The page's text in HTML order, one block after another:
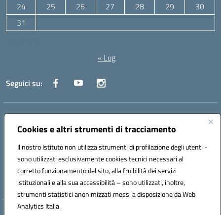
Cookies e altri strumenti di tracciamento
Il nostro Istituto non utilizza strumenti di profilazione degli utenti -
sono utilizzati esclusivamente cookies tecnici necessari al
corretto funzionamento del sito, alla fruibilità dei servizi
istituzionali e alla sua accessibilità – sono utilizzati, inoltre,
strumenti statistici anonimizzati messi a disposizione da Web
Analytics Italia.
24
25 26 27 28 29
30
31
« Lug
Seguici su:
Indirizzo:Via Canale 1, Ancona
Centralino:071 204723 Email:anpc010006@istruzione.it
Codice fiscale: 93020970427
Codice meccanografico:
ANPC010006
Codice unico di fatturazione (CUF): UFBE6V